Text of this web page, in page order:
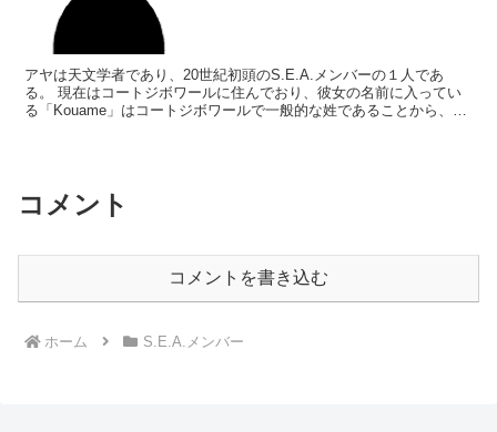
アヤは天文学者であり、20世紀初頭のS.E.A.メンバーの１人であ
る。 現在はコートジボワールに住んでおり、彼女の名前に入ってい
る「Kouame」はコートジボワールで一般的な姓であることから、生
コメント
コメントを書き込む
ホーム S.E.A.メンバー